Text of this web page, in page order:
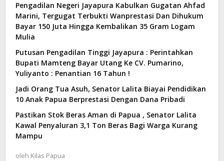
Pengadilan Negeri Jayapura Kabulkan Gugatan Ahfad
Marini, Tergugat Terbukti Wanprestasi Dan Dihukum
Bayar 150 Juta Hingga Kembalikan 35 Gram Logam
Mulia
Putusan Pengadilan Tinggi Jayapura : Perintahkan
Bupati Mamteng Bayar Utang Ke CV. Pumarino,
Yuliyanto : Penantian 16 Tahun !
Jadi Orang Tua Asuh, Senator Lalita Biayai Pendidikan
10 Anak Papua Berprestasi Dengan Dana Pribadi
Pastikan Stok Beras Aman di Papua , Senator Lalita
Kawal Penyaluran 3,1 Ton Beras Bagi Warga Kurang
Mampu
oleh Kilas Papua